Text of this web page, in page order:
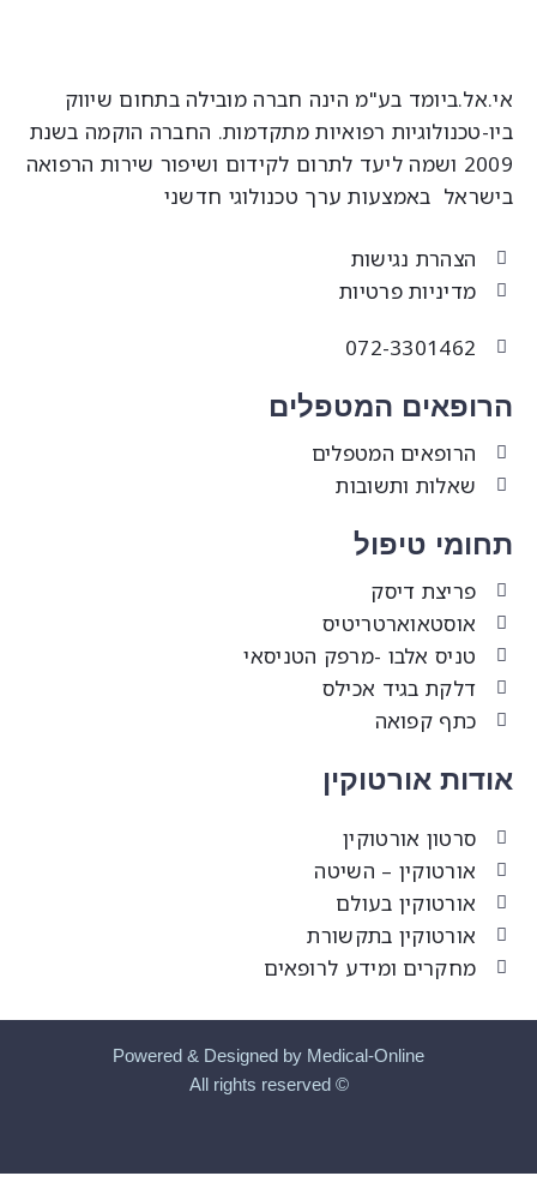
אורטוקין
סרטון אורטוקין
אורטוקין – השיטה
אורטוקין בעולם
אורטוקין בתקשורת
מחקרים ומידע לרופאים
טיפול
פריצת דיסק
אוסטאוארטריטיס
טניס אלבו -מרפק הטניסאי
דלקת בגיד אכילס
כתף קפואה
המטפלים
הרופאים המטפלים
שאלות ותשובות
בע"מ הינה חברה מובילה בתחום שיווק
טכנולוגיות רפואיות מתקדמות. החברה הוקמה בשנת
2009 ושמה ליעד לתרום לקידום ושיפור שירות הרפואה
באמצעות ערך טכנולוגי חדשני
הצהרת נגישות
מדיניות פרטיות
072-3301462
Powered & Designed by Medical-Online